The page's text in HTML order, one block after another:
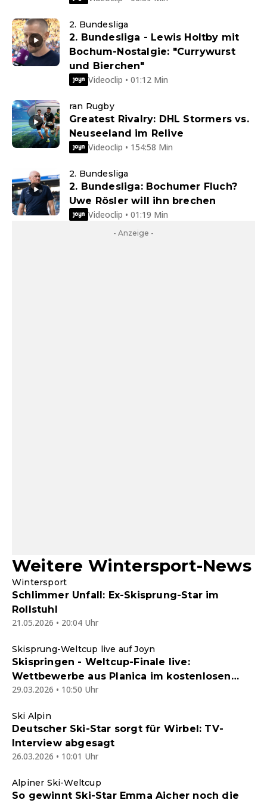
2. Bundesliga
2. Bundesliga - Lewis Holtby mit
Bochum-Nostalgie: "Currywurst
und Bierchen"
Videoclip • 01:12 Min
ran Rugby
Greatest Rivalry: DHL Stormers vs.
Neuseeland im Relive
Videoclip • 154:58 Min
2. Bundesliga
2. Bundesliga: Bochumer Fluch?
Uwe Rösler will ihn brechen
Videoclip • 01:19 Min
- Anzeige -
Weitere Wintersport-News
Wintersport
Schlimmer Unfall: Ex-Skisprung-Star im
Rollstuhl
21.05.2026 • 20:04 Uhr
Skisprung-Weltcup live auf Joyn
Skispringen - Weltcup-Finale live:
Wettbewerbe aus Planica im kostenlosen
Joyn-Livestream
29.03.2026 • 10:50 Uhr
Ski Alpin
Deutscher Ski-Star sorgt für Wirbel: TV-
Interview abgesagt
26.03.2026 • 10:01 Uhr
Alpiner Ski-Weltcup
So gewinnt Ski-Star Emma Aicher noch die